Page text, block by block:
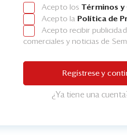
Acepto los Términos y
Acepto la Política de
Acepto recibir
comerciales y noticias de
Regístrese y
¿Ya tiene una